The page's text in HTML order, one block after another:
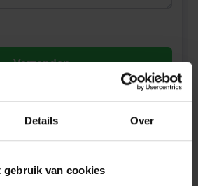
Details Over
gebruik van cookies